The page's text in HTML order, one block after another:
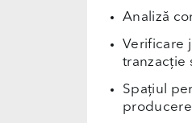
Analiză
Verificare
tranzacție
Spațiul